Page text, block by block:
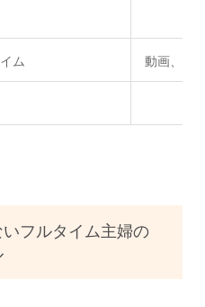
ム 動画、筋
フルタイム主婦の